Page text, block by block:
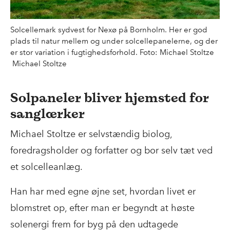
Solcellemark sydvest for Nexø på Bornholm. Her er god
plads til natur mellem og under solcellepanelerne, og der
er stor variation i fugtighedsforhold. Foto: Michael Stoltze
Michael Stoltze
Solpaneler bliver hjemsted for
sanglærker
Michael Stoltze er selvstændig biolog,
foredragsholder og forfatter og bor selv tæt ved
et solcelleanlæg.
Han har med egne øjne set, hvordan livet er
blomstret op, efter man er begyndt at høste
solenergi frem for byg på den udtagede